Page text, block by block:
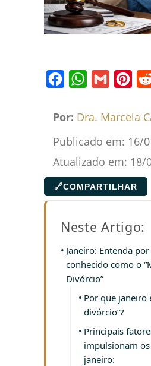
FacebookWhatsApp
Gmail
Por: Dra. Marcela
Publicado em: 16/
Atualizado em: 18/
🔗COMPARTILHAR
Neste Artigo:
Janeiro: Entenda
conhecido como o
Divórcio”
Por que janeiro
divórcio”?
Principais
impulsionam
janeiro: